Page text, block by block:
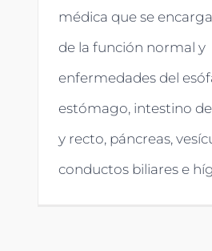
médica que se
de la función normal y
enfermedades del
estómago, intestino
y recto, páncreas,
conductos biliares e